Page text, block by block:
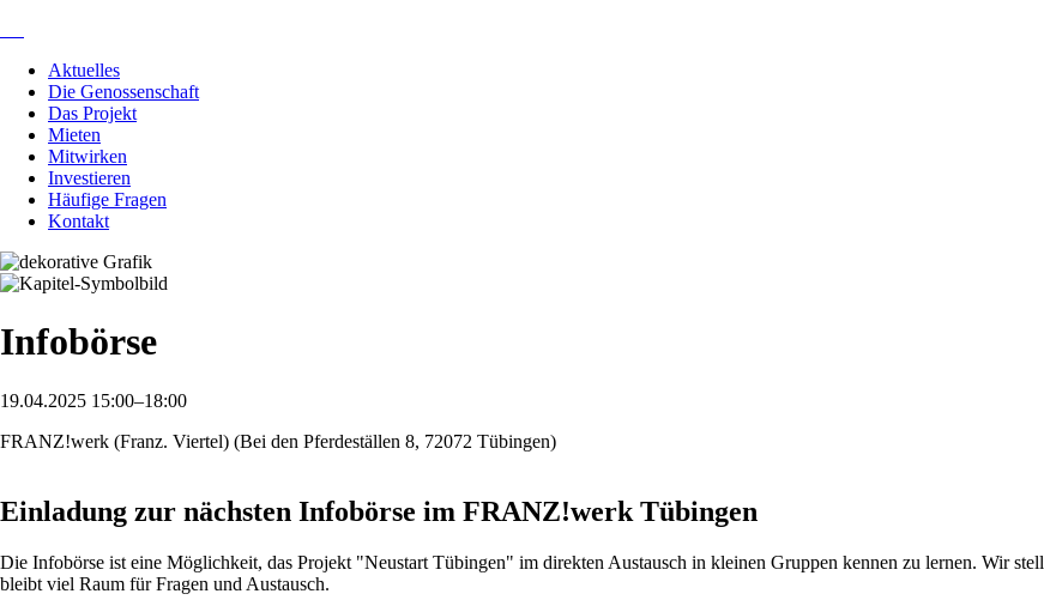
überspringen
Aktuelles
Die Genossenschaft
Das Projekt
Mieten
Mitwirken
Investieren
Häufige Fragen
Kontakt
Infobörse
19.04.2025 15:00–18:00
FRANZ!werk (Franz. Viertel) (Bei den Pferdeställen 8, 72072 Tübingen)
Einladung zur nächsten Infobörse im FRANZ!werk Tübingen
Die Infobörse ist eine Möglichkeit, das Projekt "Neustart Tübingen" im direkten Austausch in kleinen Gruppen kennen zu lernen. Wir
bleibt viel Raum für Fragen und Austausch.